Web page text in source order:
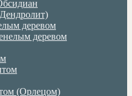
деревом
деревом
(Орлецом)